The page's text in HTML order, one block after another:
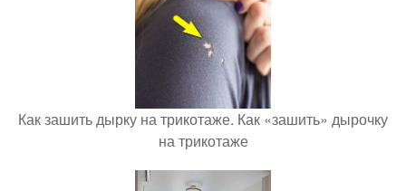
Как зашить дырку на трикотаже. Как «зашить» дырочку
на трикотаже